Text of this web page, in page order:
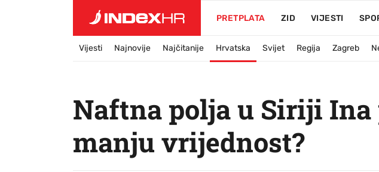
PRETPLATA ZID VIJESTI
Vijesti Najnovije Najčitanije Hrvatska Svijet Regija Zagreb
Naftna polja u Siriji Ina
manju vrijednost?